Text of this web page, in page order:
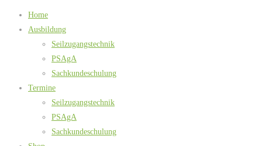
Home
Ausbildung
Seilzugangstechnik
PSAgA
Sachkundeschulung
Termine
Seilzugangstechnik
PSAgA
Sachkundeschulung